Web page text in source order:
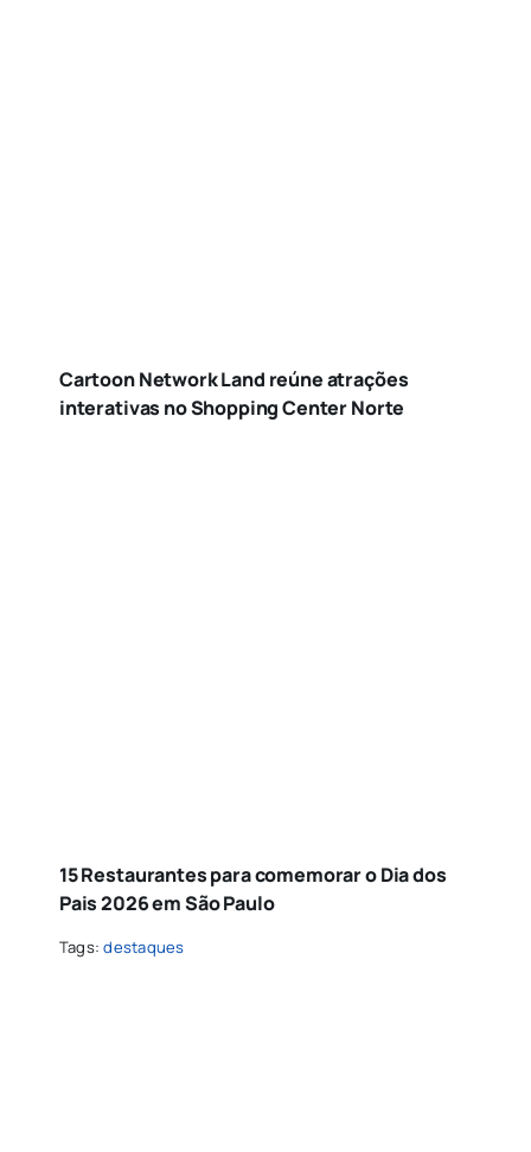
Cartoon Network Land reúne atrações
interativas no Shopping Center Norte
15 Restaurantes para comemorar o Dia dos
Pais 2026 em São Paulo
Tags:destaques